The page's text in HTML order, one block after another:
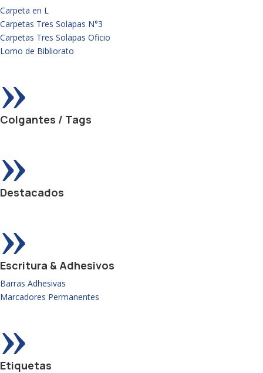
Carpeta en L
Carpetas Tres Solapas N°3
Carpetas Tres Solapas Oficio
Lomo de Bibliorato
»
Colgantes / Tags
»
Destacados
»
Escritura & Adhesivos
Barras Adhesivas
Marcadores Permanentes
»
Etiquetas